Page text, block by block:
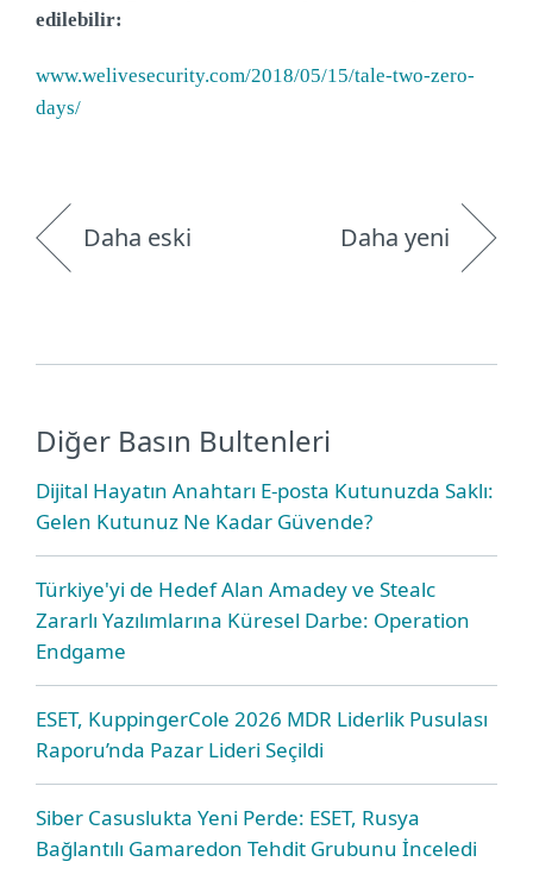
edilebilir:
www.welivesecurity.com/2018/05/15/tale-two-zero-
days/
Daha eski Daha yeni
Diğer Basın Bultenleri
Dijital Hayatın Anahtarı E-posta Kutunuzda Saklı:
Gelen Kutunuz Ne Kadar Güvende?
Türkiye'yi de Hedef Alan Amadey ve Stealc
Zararlı Yazılımlarına Küresel Darbe: Operation
Endgame
ESET, KuppingerCole 2026 MDR Liderlik Pusulası
Raporu’nda Pazar Lideri Seçildi
Siber Casuslukta Yeni Perde: ESET, Rusya
Bağlantılı Gamaredon Tehdit Grubunu İnceledi